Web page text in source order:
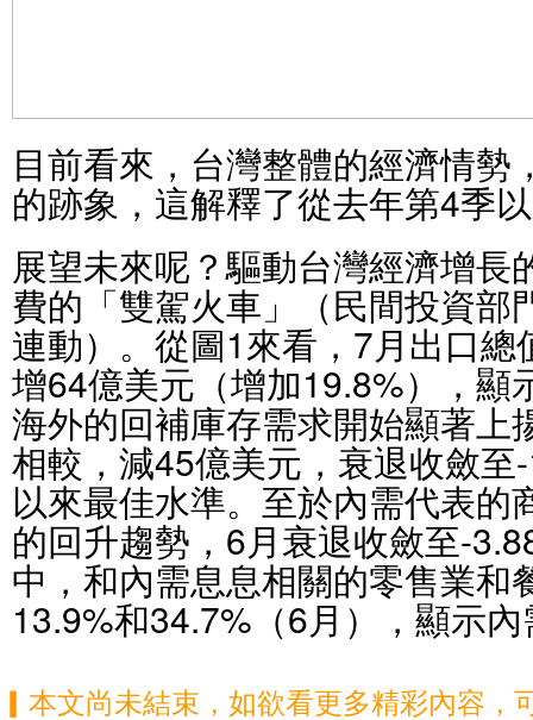
目前看來，台灣整體的經濟情勢
的跡象，這解釋了從去年第4季
展望未來呢？驅動台灣經濟增長
費的「雙駕火車」（民間投資部
連動）。從圖1來看，7月出口
增64億美元（增加19.8%），顯
海外的回補庫存需求開始顯著上
相較，減45億美元，衰退收斂
以來最佳水準。至於內需代表的
的回升趨勢，6月衰退收斂至-
中，和內需息息相關的零售業和
13.9%和34.7%（6月），顯示
▎本文尚未結束，如欲看更多精彩內容，